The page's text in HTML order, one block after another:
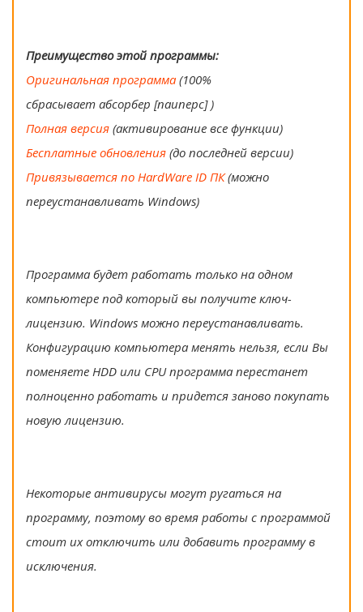
Преимущество этой программы:
Оригинальная программа (100%
сбрасывает абсорбер [паиперс] )
Полная версия (активирование все функции)
Бесплатные обновления (до последней версии)
Привязывается по HardWare ID ПК(можно
переустанавливать Windows)
Программа будет работать только на одном
компьютере под который вы получите ключ-
лицензию. Windows можно переустанавливать.
Конфигурацию компьютера менять нельзя, если Вы
поменяете HDD или CPU программа перестанет
полноценно работать и придется заново покупать
новую лицензию.
Некоторые антивирусы могут ругаться на
программу, поэтому во время работы с программой
стоит их отключить или добавить программу в
исключения.